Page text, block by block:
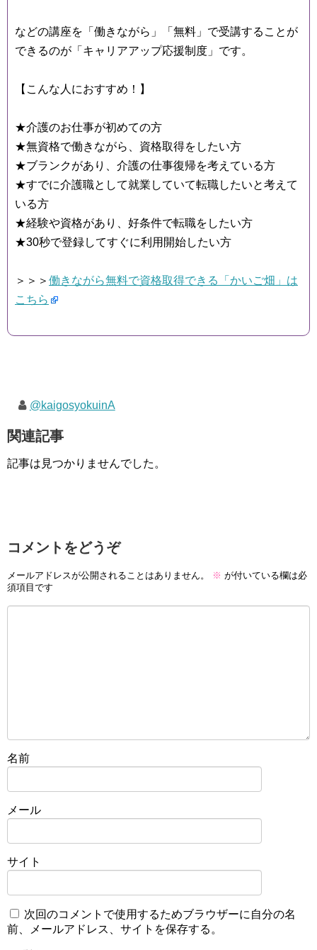
などの講座を「働きながら」「無料」で受講することが
できるのが「キャリアアップ応援制度」です。
【こんな人におすすめ！】
★介護のお仕事が初めての方
★無資格で働きながら、資格取得をしたい方
★ブランクがあり、介護の仕事復帰を考えている方
★すでに介護職として就業していて転職したいと考えて
いる方
★経験や資格があり、好条件で転職をしたい方
★30秒で登録してすぐに利用開始したい方
＞＞＞ 働きながら無料で資格取得できる「かいご畑」は
こちら
@kaigosyokuinA
関連記事
記事は見つかりませんでした。
コメントをどうぞ
メールアドレスが公開されることはありません。 ※ が付いている欄は必
須項目です
名前
メール
サイト
次回のコメントで使用するためブラウザーに自分の名
前、メールアドレス、サイトを保存する。